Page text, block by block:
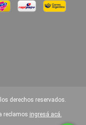
derechos reservados.
reclamos ingresá acá.